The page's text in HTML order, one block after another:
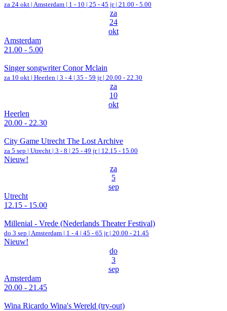
za 24 okt | Amsterdam | 1 - 10 | 25 - 45 jr | 21.00 - 5.00
za
24
okt
Amsterdam
21.00 - 5.00
Singer songwriter Conor Mclain
za 10 okt | Heerlen | 3 - 4 | 35 - 59 jr | 20.00 - 22.30
za
10
okt
Heerlen
20.00 - 22.30
City Game Utrecht The Lost Archive
za 5 sep | Utrecht | 3 - 8 | 25 - 49 jr | 12.15 - 15.00
Nieuw!
za
5
sep
Utrecht
12.15 - 15.00
Millenial - Vrede (Nederlands Theater Festival)
do 3 sep | Amsterdam | 1 - 4 | 45 - 65 jr | 20.00 - 21.45
Nieuw!
do
3
sep
Amsterdam
20.00 - 21.45
Wina Ricardo Wina's Wereld (try-out)